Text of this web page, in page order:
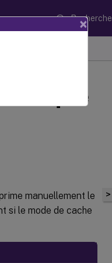
Recherche
disque
manuellement le
si le mode de cache
>
×